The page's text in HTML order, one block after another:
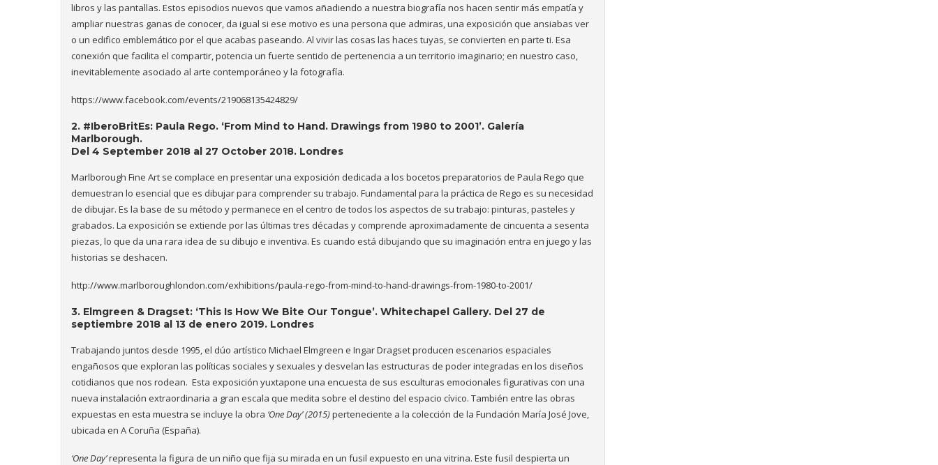
libros y las pantallas. Estos episodios nuevos que vamos añadiendo a nuestra biografía nos hacen sentir más empatía y
ampliar nuestras ganas de conocer, da igual si ese motivo es una persona que admiras, una exposición que ansiabas ver
o un edifico emblemático por el que acabas paseando. Al vivir las cosas las haces tuyas, se convierten en parte ti. Esa
conexión que facilita el compartir, potencia un fuerte sentido de pertenencia a un territorio imaginario; en nuestro caso,
inevitablemente asociado al arte contemporáneo y la fotografía.
https://www.facebook.com/events/219068135424829/
2. #IberoBritEs: Paula Rego. ‘From Mind to Hand. Drawings from 1980 to 2001’. Galería
Marlborough.
Del 4 September 2018 al 27 October 2018. Londres
Marlborough Fine Art se complace en presentar una exposición dedicada a los bocetos preparatorios de Paula Rego que
demuestran lo esencial que es dibujar para comprender su trabajo. Fundamental para la práctica de Rego es su necesidad
de dibujar. Es la base de su método y permanece en el centro de todos los aspectos de su trabajo: pinturas, pasteles y
grabados. La exposición se extiende por las últimas tres décadas y comprende aproximadamente de cincuenta a sesenta
piezas, lo que da una rara idea de su dibujo e inventiva. Es cuando está dibujando que su imaginación entra en juego y las
historias se deshacen.
http://www.marlboroughlondon.com/exhibitions/paula-rego-from-mind-to-hand-drawings-from-1980-to-2001/
3. Elmgreen & Dragset: ‘This Is How We Bite Our Tongue’. Whitechapel Gallery. Del 27 de
septiembre 2018 al 13 de enero 2019. Londres
Trabajando juntos desde 1995, el dúo artístico Michael Elmgreen e Ingar Dragset producen escenarios espaciales
engañosos que exploran las políticas sociales y sexuales y desvelan las estructuras de poder integradas en los diseños
cotidianos que nos rodean. Esta exposición yuxtapone una encuesta de sus esculturas emocionales figurativas con una
nueva instalación extraordinaria a gran escala que medita sobre el destino del espacio cívico. También entre las obras
expuestas en esta muestra se incluye la obra ‘One Day’ (2015)perteneciente a la colección de la Fundación María José Jove,
ubicada en A Coruña (España).
‘One Day’representa la figura de un niño que fija su mirada en un fusil expuesto en una vitrina. Este fusil despierta un